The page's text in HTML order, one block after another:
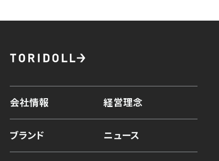
会社情報 経営理念
ブランド ニュース